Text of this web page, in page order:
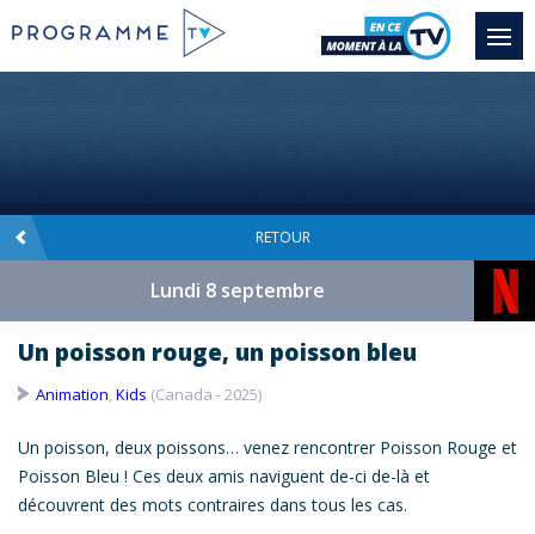
RETOUR
Lundi 8 septembre
Un poisson rouge, un poisson bleu
Animation,Kids (Canada - 2025)
Un poisson, deux poissons… venez rencontrer Poisson Rouge et
Poisson Bleu ! Ces deux amis naviguent de-ci de-là et
découvrent des mots contraires dans tous les cas.